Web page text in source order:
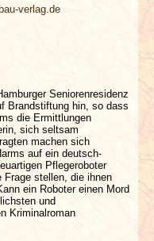
verlag.de
Seniorenresidenz
Brandstiftung hin, so dass
die Ermittlungen
sich seltsam
machen sich
auf ein deutsch-
Pflegeroboter
stellen, die ihnen
ein Roboter einen Mord
und
Kriminalroman